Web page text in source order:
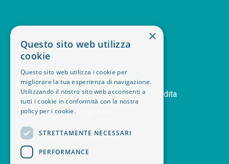
deskphone +39 011 408 14 28
orders Storico ordini
handshake Termini e condizioni di vendita
delivery_truck_speed
×
Questo sito web utilizza
cookie
Questo sito web utilizza i cookie per
migliorare la tua esperienza di navigazione.
Utilizzando il nostro sito web acconsenti a
tutti i cookie in conformità con la nostra
policy per i cookie.
STRETTAMENTE NECESSARI
PERFORMANCE